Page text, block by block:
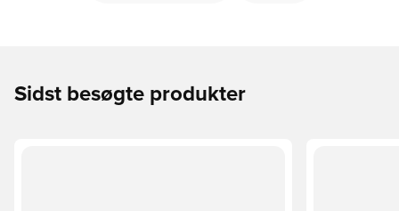
Sidst besøgte produkter